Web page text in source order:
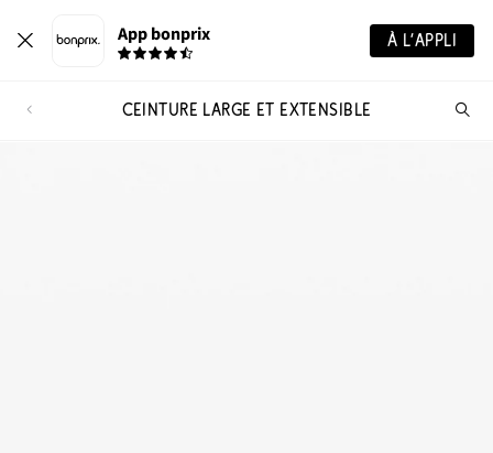
App bonprix À L’APPLI
CEINTURE LARGE ET EXTENSIBLE